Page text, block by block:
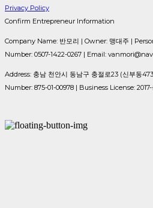
Privacy Policy
Confirm Entrepreneur Information
Company Name: 반모리 | Owner: 맹대주 |
Number: 0507-1422-0267 | Email:
Address: 충남 천안시 동남구 충절로23 (신부동
Number: 875-01-00978 | Business License: